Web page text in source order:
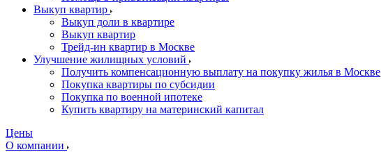
Выкуп квартир
Выкуп доли в квартире
Выкуп квартир
Трейд-ин квартир в Москве
Улучшение жилищных условий
Получить компенсационную выплату на покупку жилья в Москве
Покупка квартиры по субсидии
Покупка по военной ипотеке
Купить квартиру на материнский капитал
Цены
О компании